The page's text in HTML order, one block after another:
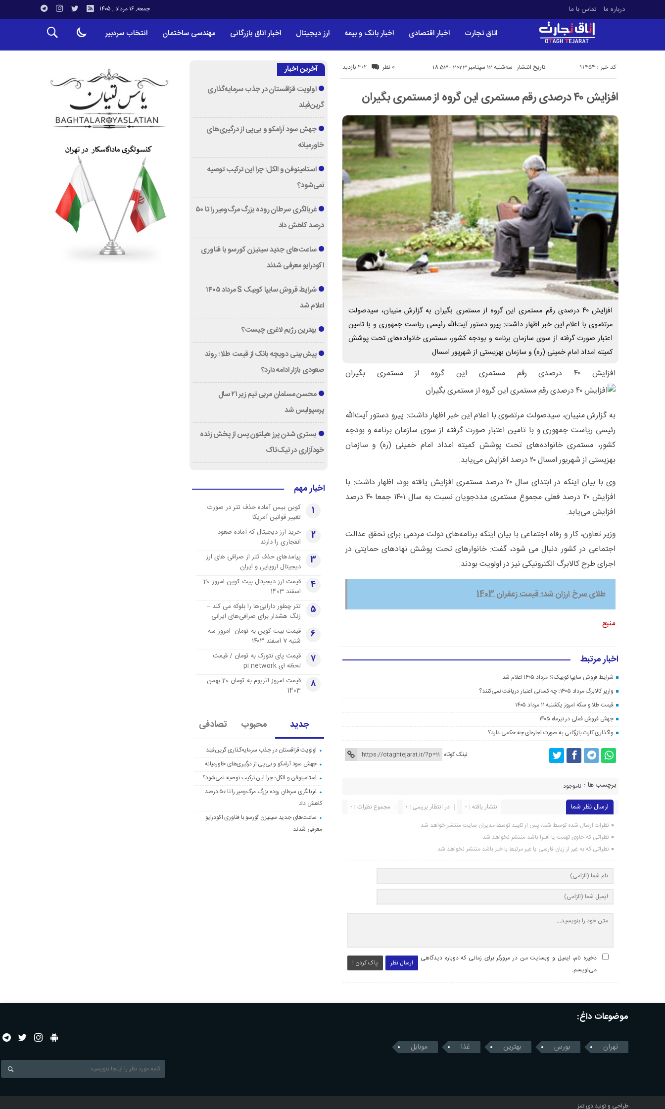
درباره ما تماس با ما جمعه, ۱۶ مرداد , ۱۴۰۵
اتاق تجارت اخبار اقتصادی اخبار بانک و بیمه ارز دیجیتال اخبار اتاق بازرگانی مهندسی ساختمان انتخاب سردبیر
تاریخ انتشار : سه‌شنبه 12 سپتامبر 2023 - 18:53 302 بازدید کد خبر : 11454 0 نظر
افزایش ۴۰ درصدی رقم مستمری این گروه از مستمری بگیران
افزایش ۴۰ درصدی رقم مستمری این گروه از مستمری بگیران به گزارش منیبان، سیدصولت
مرتضوی با اعلام این خبر اظهار داشت: پیرو دستور آیت‌الله رئیسی ریاست جمهوری و با تامین
اعتبار صورت گرفته از سوی سازمان برنامه و بودجه کشور، مستمری خانواده‌های تحت پوشش
کمیته امداد امام خمینی (ره) و سازمان بهزیستی از شهریور امسال
افزایش ۴۰ درصدی رقم مستمری این گروه از مستمری بگیران
به گزارش منیبان، سیدصولت مرتضوی با اعلام این خبر اظهار داشت: پیرو دستور آیت‌الله
رئیسی ریاست جمهوری و با تامین اعتبار صورت گرفته از سوی سازمان برنامه و بودجه
کشور، مستمری خانواده‌های تحت پوشش کمیته امداد امام خمینی (ره) و سازمان
بهزیستی از شهریور امسال ۲۰ درصد افزایش می‌یابد.
وی با بیان اینکه در ابتدای سال ۲۰ درصد مستمری افزایش یافته بود، اظهار داشت: با
افزایش ۲۰ درصد فعلی مجموع مستمری مددجویان نسبت به سال ۱۴۰۱ جمعا ۴۰ درصد
افزایش می‌یابد.
وزیر تعاون، کار و رفاه اجتماعی با بیان اینکه برنامه‌های دولت مردمی برای تحقق عدالت
اجتماعی در کشور دنبال می شود، گفت: خانوارهای تحت پوشش نهادهای حمایتی در
اجرای طرح کالابرگ الکترونیکی نیز در اولویت بودند.
طلای سرخ ارزان شد؛ قیمت زعفران 1403
منبع
اخبار مرتبط
شرایط فروش سایپا کوییک S مرداد ۱۴۰۵ اعلام شد
واریز کالابرگ مرداد ۱۴۰۵؛ چه کسانی اعتبار دریافت نمی‌کنند؟
قیمت طلا و سکه امروز یکشنبه ۱۱ مرداد ۱۴۰۵
جهش فروش فملی در تیرماه ۱۴۰۵
واگذاری کارت بازرگانی به صورت اجاره‌ای چه حکمی دارد؟
لینک کوتاه
برچسب ها : ناموجود
ارسال نظر شما مجموع نظرات : 0 در انتظار بررسی : 0 انتشار یافته : 0
نظرات ارسال شده توسط شما، پس از تایید توسط مدیران سایت منتشر خواهد شد.
نظراتی که حاوی تهمت یا افترا باشد منتشر نخواهد شد.
نظراتی که به غیر از زبان فارسی یا غیر مرتبط با خبر باشد منتشر نخواهد شد.
ارسال نظر پاک کردن !
ذخیره نام، ایمیل و وبسایت من در مرورگر برای زمانی که دوباره دیدگاهی
می‌نویسم.
آخرین اخبار
اولویت قزاقستان در جذب سرمایه‌گذاری
گرین‌فیلد
جهش سود آرامکو و بی‌پی از درگیری‌های
خاورمیانه
استامینوفن و الکل؛ چرا این ترکیب توصیه
نمی‌شود؟
غربالگری سرطان روده بزرگ مرگ‌ومیر را تا ۵۰
درصد کاهش داد
ساعت‌های جدید سیتیزن کورسو با فناوری
اکودرایو معرفی شدند
شرایط فروش سایپا کوییک S مرداد ۱۴۰۵
اعلام شد
بهترین رژیم لاغری چیست؟
پیش‌بینی دویچه‌ بانک از قیمت طلا ؛ روند
صعودی بازار ادامه دارد؟
محسن مسلمان مربی تیم زیر ۲۱ سال
پرسپولیس شد
بستری شدن پرز هیلتون پس از پخش زنده
خودآزاری در تیک‌تاک
اخبار مهم
1
کوین بیس آماده حذف تتر در صورت
تغییر قوانین آمریکا
2
خرید ارز دیجیتال که آماده صعود
انفجاری را دارند
3
پیامدهای حذف تتر از صرافی های ارز
دیجیتال اروپایی و ایران
4
قیمت ارز دیجیتال بیت کوین امروز 20
اسفند 1403
5
تتر چطور دارایی‌ها را بلوکه می کند –
زنگ هشدار برای صرافی‌های ایرانی
6
قیمت بیت کوین به تومان- امروز سه
شنبه 7 اسفند ۱۴۰۳
7
قیمت پای نتورک به تومان / قیمت
لحظه ای pi network
8
قیمت امروز اتریوم به تومان 20 بهمن
1403
جدید محبوب تصادفی
اولویت قزاقستان در جذب سرمایه‌گذاری گرین‌فیلد
جهش سود آرامکو و بی‌پی از درگیری‌های خاورمیانه
استامینوفن و الکل؛ چرا این ترکیب توصیه نمی‌شود؟
غربالگری سرطان روده بزرگ مرگ‌ومیر را تا ۵۰ درصد
کاهش داد
ساعت‌های جدید سیتیزن کورسو با فناوری اکودرایو
معرفی شدند
موضوعات داغ:
تهران بورس بهترین غذا موبایل
طراحی و تولیددی تمز